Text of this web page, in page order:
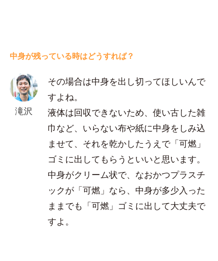
中身が残っている時はどうすれば？
滝沢
その場合は中身を出し切ってほしいんで
すよね。
液体は回収できないため、使い古した雑
巾など、いらない布や紙に中身をしみ込
ませて、それを乾かしたうえで「可燃」
ゴミに出してもらうといいと思います。
中身がクリーム状で、なおかつプラスチ
ックが「可燃」なら、中身が多少入った
ままでも「可燃」ゴミに出して大丈夫で
すよ。